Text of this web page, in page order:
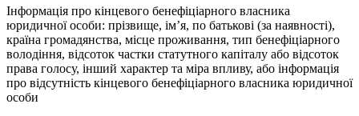
Інформація про кінцевого бенефіціарного власника
юридичної особи: прізвище, ім’я, по батькові (за наявності),
країна громадянства, місце проживання, тип бенефіціарного
володіння, відсоток частки статутного капіталу або відсоток
права голосу, інший характер та міра впливу, або інформація
про відсутність кінцевого бенефіціарного власника юридичної
особи